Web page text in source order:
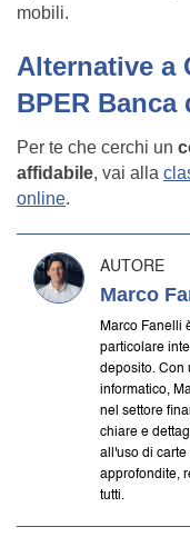
mobili.
Alternative a
BPER Banca
Per te che cerchi un
affidabile, vai alla
online.
AUTORE
Marco
Marco Fanelli
particolare
deposito. Con
informatico,
nel settore
chiare e
all'uso di
approfondite,
tutti.